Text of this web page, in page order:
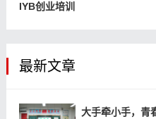
IYB创业培训
最新文章
大手牵小手，